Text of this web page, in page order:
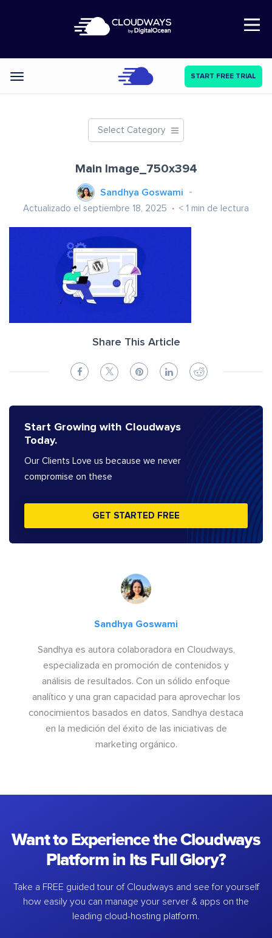
Open Nav
Categories START FREE TRIAL
Select Category
Main Image_750x394
Sandhya Goswami
Actualizado el septiembre 18, 2025 < 1 min de lectura
Share This Article
Start Growing with Cloudways
Today.
Our Clients Love us because we never
compromise on these
GET STARTED FREE
Sandhya Goswami
Sandhya es autora colaboradora en Cloudways,
especializada en promoción de contenidos y
análisis de resultados. Con un sólido enfoque
analítico y una gran capacidad para aprovechar los
conocimientos basados en datos, Sandhya destaca
en la medición del éxito de las iniciativas de
marketing orgánico.
Want to Experience the Cloudways
Platform in Its Full Glory?
Take a FREE guided tour of Cloudways and see for yourself
how easily you can manage your server & apps on the
leading cloud-hosting platform.